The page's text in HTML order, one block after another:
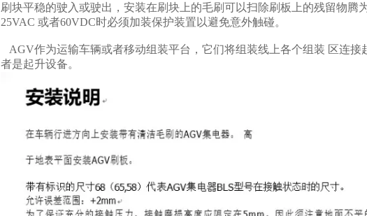
刷块平稳的驶入或驶出，安装在刷块上的毛刷可以扫除刷板上的残留物腾
25VAC 或者60VDC时必须加装保护装置以避免意外触碰。
AGV作为运输车辆或者移动组装平台，它们将组装线上各个组装 区连
者是起升设备。